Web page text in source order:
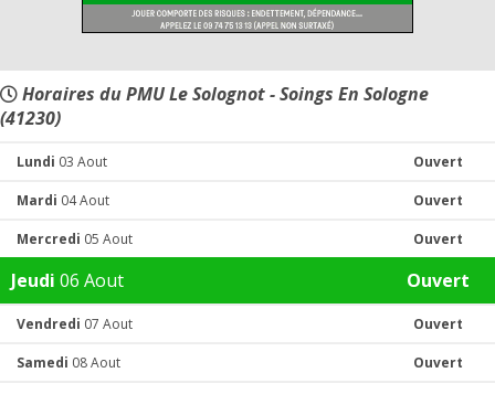
Horaires du PMU Le Solognot - Soings En Sologne
(41230)
Lundi 03 Aout Ouvert
Mardi 04 Aout Ouvert
Mercredi 05 Aout Ouvert
Jeudi 06 Aout Ouvert
Vendredi 07 Aout Ouvert
Samedi 08 Aout Ouvert